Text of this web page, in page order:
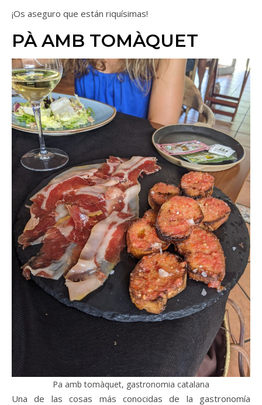
¡Os aseguro que están riquísimas!
PÀ AMB TOMÀQUET
Pa amb tomàquet, gastronomia catalana
Una de las cosas más conocidas de la gastronomía